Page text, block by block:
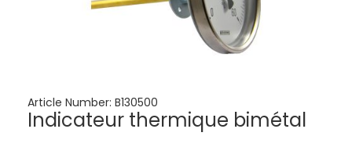
Article Number: B130500
Indicateur thermique bimétal